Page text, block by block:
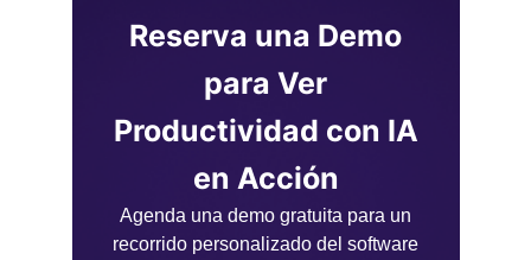
Reserva una Demo
para Ver
Productividad con IA
en Acción
Agenda una demo gratuita para un
recorrido personalizado del software